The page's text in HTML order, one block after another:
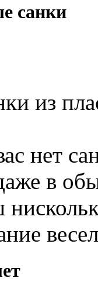
санки
из
нет
в